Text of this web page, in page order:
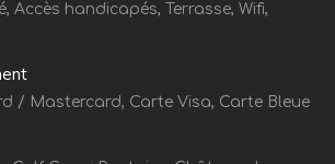
Accès handicapés, Terrasse, Wifi,
/ Mastercard, Carte Visa, Carte Bleue